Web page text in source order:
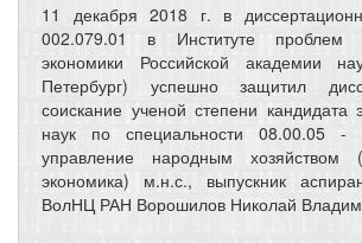
11 декабря 2018 г. в
002.079.01 в Институте проблем
экономики Российской академии
Петербург) успешно защитил
соискание ученой степени кандидата
наук по специальности 08.00.05 -
управление народным хозяйством
экономика) м.н.с., выпускник
ВолНЦ РАН Ворошилов Николай